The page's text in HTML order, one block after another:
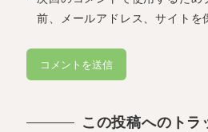
前、メールアドレス、サイトを
この投稿へのトラ